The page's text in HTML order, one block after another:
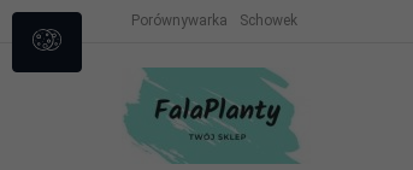
Porównywarka Schowek